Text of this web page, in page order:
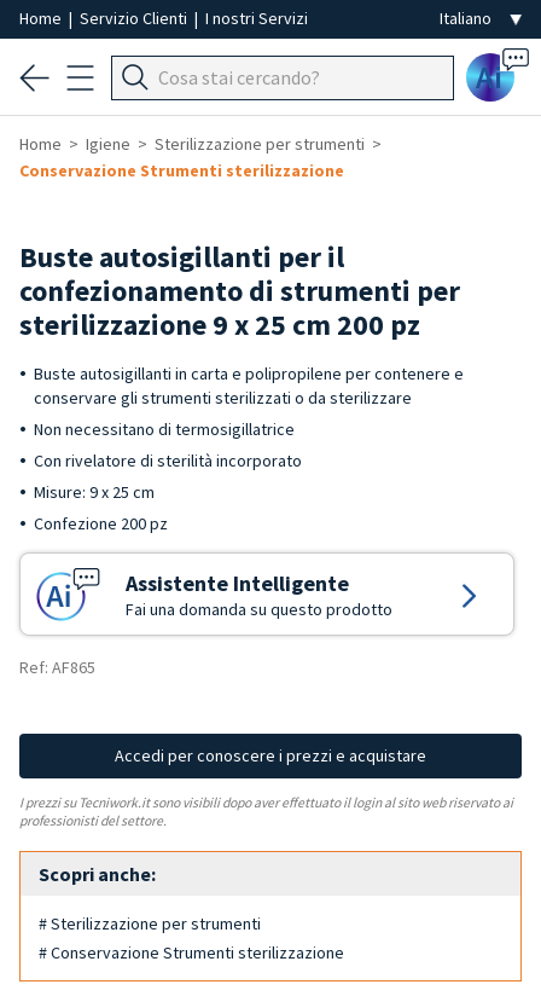
Home | Servizio Clienti | I nostri Servizi
Ai
Home Igiene
Sterilizzazione per strumenti
Conservazione Strumenti sterilizzazione
Buste autosigillanti per il
confezionamento di strumenti per
sterilizzazione 9 x 25 cm 200 pz
Buste autosigillanti in carta e polipropilene per contenere e
conservare gli strumenti sterilizzati o da sterilizzare
Non necessitano di termosigillatrice
Con rivelatore di sterilità incorporato
Misure: 9 x 25 cm
Confezione 200 pz
Assistente Intelligente
Fai una domanda su questo prodotto
Ref: AF865
Accedi per conoscere i prezzi e acquistare
I prezzi su Tecniwork.it sono visibili dopo aver effettuato il login al sito web riservato ai
professionisti del settore.
Scopri anche:
# Sterilizzazione per strumenti
# Conservazione Strumenti sterilizzazione